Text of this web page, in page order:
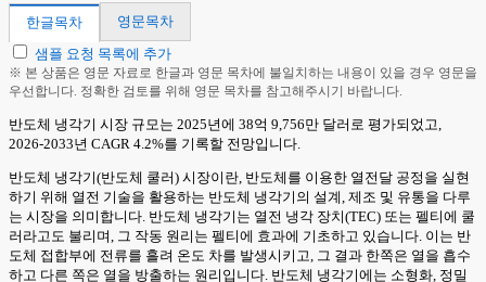
한글목차
영문목차
샘플 요청 목록에 추가
※ 본 상품은 영문 자료로 한글과 영문 목차에 불일치하는 내용이 있을 경우 영문을
우선합니다. 정확한 검토를 위해 영문 목차를 참고해주시기 바랍니다.
반도체 냉각기 시장 규모는 2025년에 38억 9,756만 달러로 평가되었고,
2026-2033년 CAGR 4.2%를 기록할 전망입니다.
반도체 냉각기(반도체 쿨러) 시장이란, 반도체를 이용한 열전달 공정을 실현
하기 위해 열전 기술을 활용하는 반도체 냉각기의 설계, 제조 및 유통을 다루
는 시장을 의미합니다. 반도체 냉각기는 열전 냉각 장치(TEC) 또는 펠티에 쿨
러라고도 불리며, 그 작동 원리는 펠티에 효과에 기초하고 있습니다. 이는 반
도체 접합부에 전류를 흘려 온도 차를 발생시키고, 그 결과 한쪽은 열을 흡수
하고 다른 쪽은 열을 방출하는 원리입니다. 반도체 냉각기에는 소형화, 정밀